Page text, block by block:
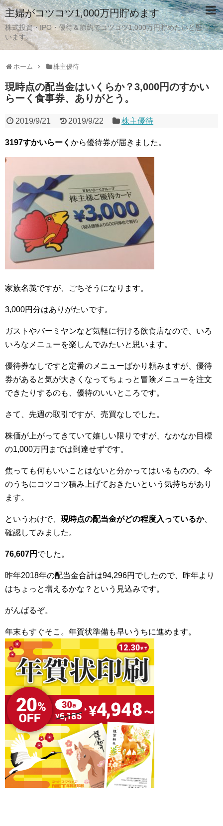
主婦がコツコツ1,000万円貯めます
株式投資・IPO・優待＆節約でコツコツ1,000万円貯めたいと思
います。
ホーム 株主優待
現時点の配当金はいくらか？3,000円のすかい
らーく食事券、ありがとう。
2019/9/21 2019/9/22 株主優待
3197すかいらーく から優待券が届きました。
家族名義ですが、ごちそうになります。
3,000円分はありがたいです。
ガストやバーミヤンなど気軽に行ける飲食店なので、いろ
いろなメニューを楽しんでみたいと思います。
優待券なしですと定番のメニューばかり頼みますが、優待
券があると気が大きくなってちょっと冒険メニューを注文
できたりするのも、優待のいいところです。
さて、先週の取引ですが、売買なしでした。
株価が上がってきていて嬉しい限りですが、なかなか目標
の1,000万円までは到達せずです。
焦っても何もいいことはないと分かってはいるものの、今
のうちにコツコツ積み上げておきたいという気持ちがあり
ます。
というわけで、 現時点の配当金がどの程度入っているか、
確認してみました。
76,607円 でした。
昨年2018年の配当金合計は94,296円でしたので、昨年より
はちょっと増えるかな？という見込みです。
がんばるぞ。
年末もすぐそこ。年賀状準備も早いうちに進めます。